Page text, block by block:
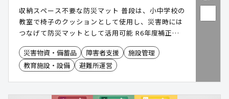
収納スペース不要な防災マット 普段は、小中学校の
教室で椅子のクッションとして使用し、災害時には
つなげて防災マットとして活用可能 R6年度補正予
算「地域防災緊急整備型」活用による導入事例 あり
災害物資・備蓄品
障害者支援
施設管理
教育施設・設備
避難所運営